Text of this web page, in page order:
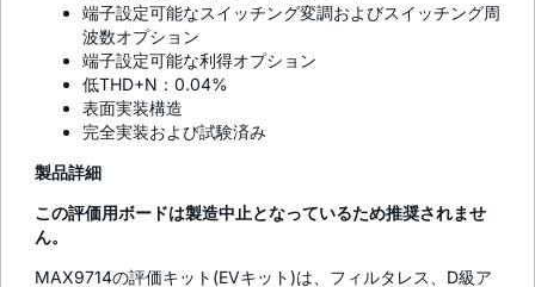
端子設定可能なスイッチング変調およびスイッチング周
波数オプション
端子設定可能な利得オプション
低THD+N：0.04%
表面実装構造
完全実装および試験済み
製品詳細
この評価用ボードは製造中止となっているため推奨されませ
ん。
MAX9714の評価キット(EVキット)は、フィルタレス、D級ア